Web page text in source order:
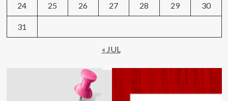
24 25 26 27 28 29 30
31
« JUL